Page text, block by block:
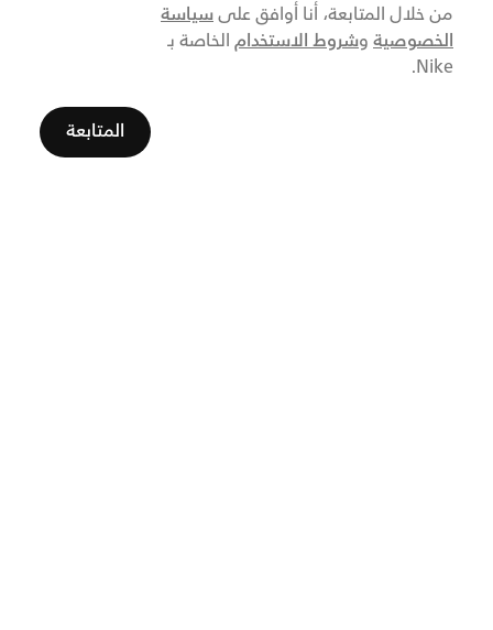
من خلال المتابعة، أنا أوافق علىسياسة
الخصوصية وشروط الاستخدام الخاصة بـ
Nike.
المتابعة